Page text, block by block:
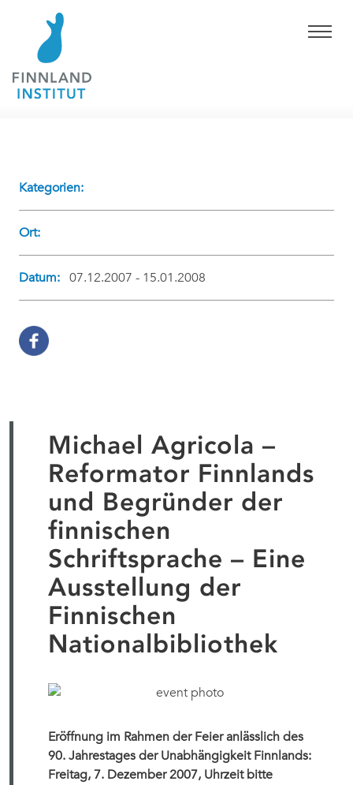
Kategorien:
Ort:
Datum: 07.12.2007 - 15.01.2008
Michael Agricola –
Reformator Finnlands
und Begründer der
finnischen
Schriftsprache – Eine
Ausstellung der
Finnischen
Nationalbibliothek
Eröffnung im Rahmen der Feier anlässlich des
90. Jahrestages der Unabhängigkeit Finnlands:
Freitag, 7. Dezember 2007, Uhrzeit bitte